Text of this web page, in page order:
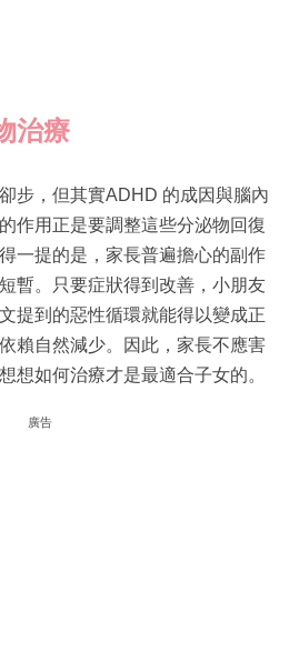
治療
步，但其實ADHD 的成因與腦內
作用正是要調整這些分泌物回復
一提的是，家長普遍擔心的副作
暫。只要症狀得到改善，小朋友
提到的惡性循環就能得以變成正
賴自然減少。因此，家長不應害
想如何治療才是最適合子女的。
廣告